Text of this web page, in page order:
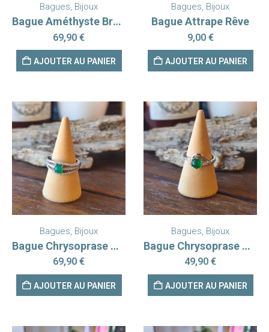
Bagues, Bijoux
Bague Améthyste Brésil Argent rhodié 925 AAA modèle 2
69,90 €
AJOUTER AU PANIER
Bagues, Bijoux
Bague Attrape Rêve
9,00 €
AJOUTER AU PANIER
Bagues, Bijoux
Bague Chrysoprase Argent rhodié 925 AAA
69,90 €
AJOUTER AU PANIER
Bagues, Bijoux
Bague Chrysoprase Argent rhodié 925 AAA modèle 2
49,90 €
AJOUTER AU PANIER